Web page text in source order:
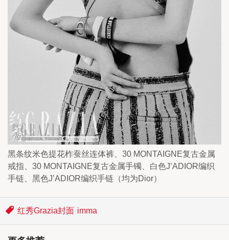
黑条纹米色提花柞蚕丝连体裤、30 MONTAIGNE复古金属
戒指、30 MONTAIGNE复古金属手镯、白色J’ADIOR编织
手链、黑色J’ADIOR编织手链（均为Dior）
红秀Grazia封面 imma